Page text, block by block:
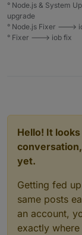
° Node.js & System
upgrade
° Node.js Fixer --->
° Fixer ---> iob fix
Hello! It
yet.
Getting fed
same posts
an account,
exactly